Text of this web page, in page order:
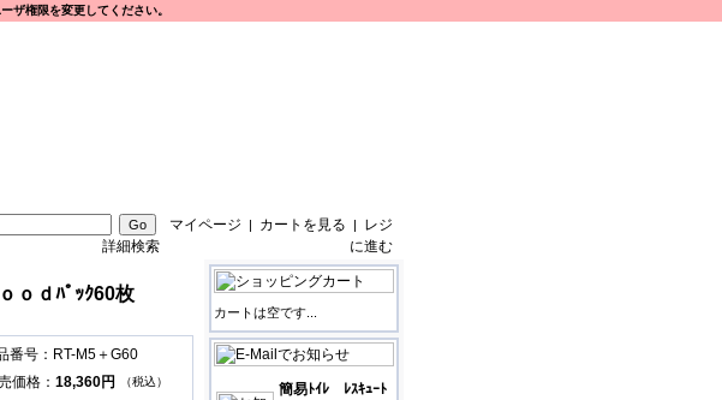
権限を変更してください。
詳細検索
マイページ | カートを見る | レジ
に進む
ｏｄﾊﾟｯｸ60枚
番号：RT-M5＋G60
価格： 18,360円 （税込）
カートは空です...
簡易ﾄｲﾚ ﾚｽｷｭｰﾄ